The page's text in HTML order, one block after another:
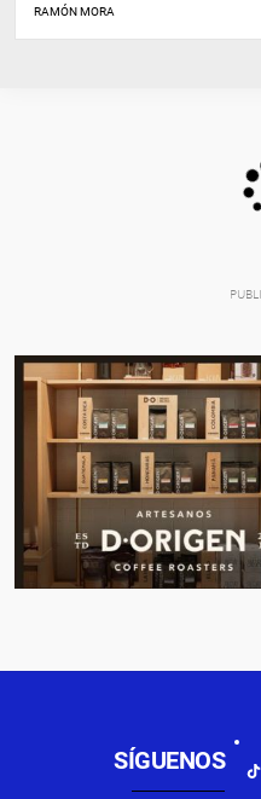
RAMÓN MORA
SÍGUENOS